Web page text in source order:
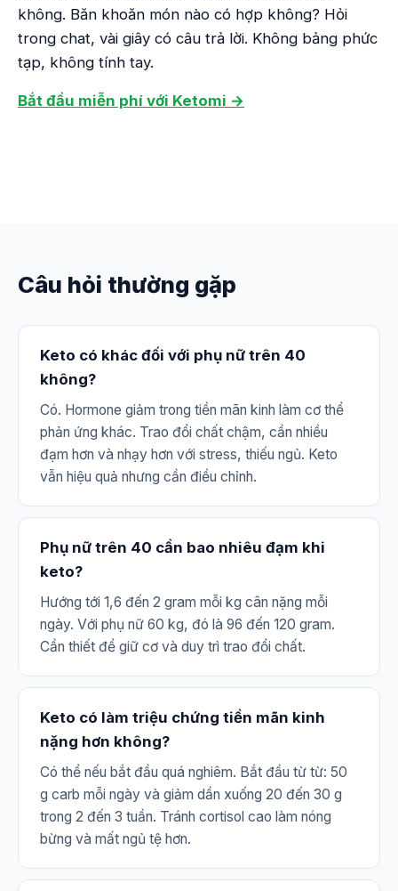
không. Băn khoăn món nào có hợp không? Hỏi
trong chat, vài giây có câu trả lời. Không bảng phức
tạp, không tính tay.
Bắt đầu miễn phí với Ketomi →
Câu hỏi thường gặp
Keto có khác đối với phụ nữ trên 40
không?
Có. Hormone giảm trong tiền mãn kinh làm cơ thể
phản ứng khác. Trao đổi chất chậm, cần nhiều
đạm hơn và nhạy hơn với stress, thiếu ngủ. Keto
vẫn hiệu quả nhưng cần điều chỉnh.
Phụ nữ trên 40 cần bao nhiêu đạm khi
keto?
Hướng tới 1,6 đến 2 gram mỗi kg cân nặng mỗi
ngày. Với phụ nữ 60 kg, đó là 96 đến 120 gram.
Cần thiết để giữ cơ và duy trì trao đổi chất.
Keto có làm triệu chứng tiền mãn kinh
nặng hơn không?
Có thể nếu bắt đầu quá nghiêm. Bắt đầu từ từ: 50
g carb mỗi ngày và giảm dần xuống 20 đến 30 g
trong 2 đến 3 tuần. Tránh cortisol cao làm nóng
bừng và mất ngủ tệ hơn.